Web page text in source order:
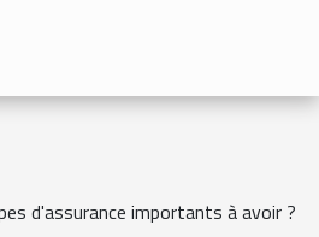
d'assurance importants à avoir ?